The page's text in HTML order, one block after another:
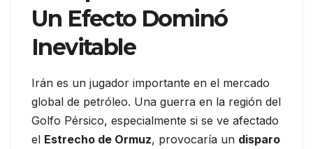
Un Efecto Dominó
Inevitable
Irán es un jugador importante en el mercado
global de petróleo. Una guerra en la región del
Golfo Pérsico, especialmente si se ve afectado
el Estrecho de Ormuz, provocaría un disparo